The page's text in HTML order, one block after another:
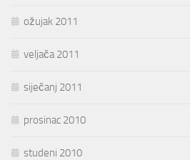
ožujak 2011
veljača 2011
siječanj 2011
prosinac 2010
studeni 2010